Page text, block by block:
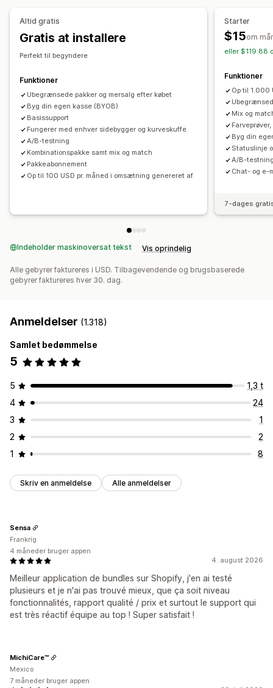
Fysiske produkter
Antalsbegrænsning
Faste rabatter Procentrabatter Rabatter i indkøbskurv
Gratis levering
Køb én, og få én gratis
Abonnementer
Massepriser Engrospriser Dynamiske priser
Tilpassede priser
Altid gratis
Gratis at installere
Perfekt til begyndere
Funktioner
Ubegrænsede pakker og mersalg efter købet
Byg din egen kasse (BYOB)
Basissupport
Fungerer med enhver sidebygger og kurveskuffe
A/B-testning
Kombinationspakke samt mix og match
Pakkeabonnement
Op til 100 USD pr. måned i omsætning genereret af
Starter
$15om
eller $119.88
Funktioner
Op til 1.000
Mix og
Byg din
Statuslinje
A/B-
Chat- og e-
7-dages
Indeholder maskinoversat tekst Vis oprindelig
Alle gebyrer faktureres i USD. Tilbagevendende og brugsbaserede
gebyrer faktureres hver 30. dag.
Anmeldelser (1.318)
Samlet bedømmelse
5
5
1,3 t
4
24
3
1
2
2
1
8
Skriv en anmeldelse Alle anmeldelser
4. august 2026
Meilleur application de bundles sur Shopify, j'en ai testé
plusieurs et je n'ai pas trouvé mieux, que ça soit niveau
fonctionnalités, rapport qualité / prix et surtout le support qui
est très réactif équipe au top ! Super satisfait !
Sensa
Frankrig
4 måneder bruger appen
MichiCare™
Mexico
7 måneder bruger appen